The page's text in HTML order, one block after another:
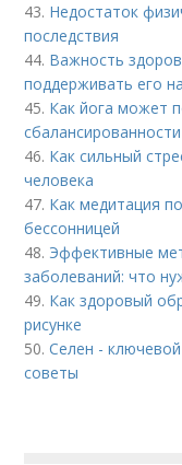
43. Недостаток
последствия
44. Важность
поддерживать его
45. Как йога может
сбалансированности
46. Как сильный
человека
47. Как медитация
бессонницей
48. Эффективные
заболеваний: что
49. Как здоровый
рисунке
50.Селен -
советы